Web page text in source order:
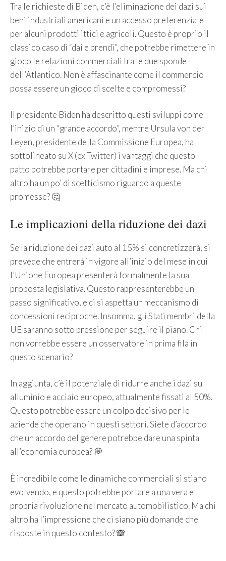
Tra le richieste di Biden, c’è l’eliminazione dei dazi sui
beni industriali americani e un accesso preferenziale
per alcuni prodotti ittici e agricoli. Questo è proprio il
classico caso di “dai e prendi”, che potrebbe rimettere in
gioco le relazioni commerciali tra le due sponde
dell’Atlantico. Non è affascinante come il commercio
possa essere un gioco di scelte e compromessi?
Il presidente Biden ha descritto questi sviluppi come
l’inizio di un “grande accordo”, mentre Ursula von der
Leyen, presidente della Commissione Europea, ha
sottolineato su X (ex Twitter) i vantaggi che questo
patto potrebbe portare per cittadini e imprese. Ma chi
altro ha un po’ di scetticismo riguardo a queste
promesse? 🤔
Le implicazioni della riduzione dei dazi
Se la riduzione dei dazi auto al 15% si concretizzerà, si
prevede che entrerà in vigore all’inizio del mese in cui
l’Unione Europea presenterà formalmente la sua
proposta legislativa. Questo rappresenterebbe un
passo significativo, e ci si aspetta un meccanismo di
concessioni reciproche. Insomma, gli Stati membri della
UE saranno sotto pressione per seguire il piano. Chi
non vorrebbe essere un osservatore in prima fila in
questo scenario?
In aggiunta, c’è il potenziale di ridurre anche i dazi su
alluminio e acciaio europeo, attualmente fissati al 50%.
Questo potrebbe essere un colpo decisivo per le
aziende che operano in questi settori. Siete d’accordo
che un accordo del genere potrebbe dare una spinta
all’economia europea? 💭
È incredibile come le dinamiche commerciali si stiano
evolvendo, e questo potrebbe portare a una vera e
propria rivoluzione nel mercato automobilistico. Ma chi
altro ha l’impressione che ci siano più domande che
risposte in questo contesto? 🙈